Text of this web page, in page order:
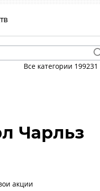
ТВ
Все категории 199231
Чарльз
акции